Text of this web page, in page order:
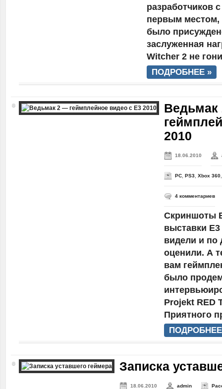
разработчиков
первым местом,
было
заслуженная
Witcher 2 не
ПОДРОБНЕЕ »
2010
18.06.2010
PC PS3 Xbox 360
4 комментариев
Скриншоты
выставки
видели и по
оценили. А
вам
было
Projekt RED
Приятного
Записка
18.06.2010 admin